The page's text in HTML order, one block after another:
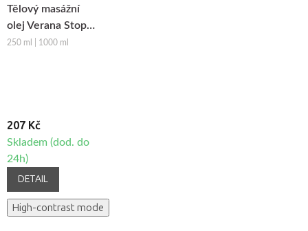
Tělový masážní
olej Verana Stop
Celulitidě
250 ml | 1000 ml
207 Kč
Skladem (dod. do
24h)
DETAIL
High-contrast mode